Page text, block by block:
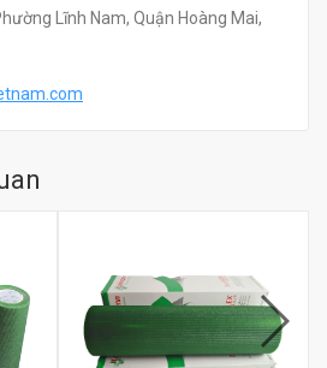
Lĩnh Nam, Quận Hoàng Mai,